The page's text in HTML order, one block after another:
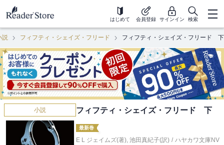
はじめて 会員登録 サインイン 検索
説 フィフティ・シェイズ・フリード フィフティ・シェイズ・フリード 下
小説 フィフティ・シェイズ・フリード 下
最新巻
E L ジェイムズ(著), 池田真紀子(訳) / ハヤカワ文庫NV